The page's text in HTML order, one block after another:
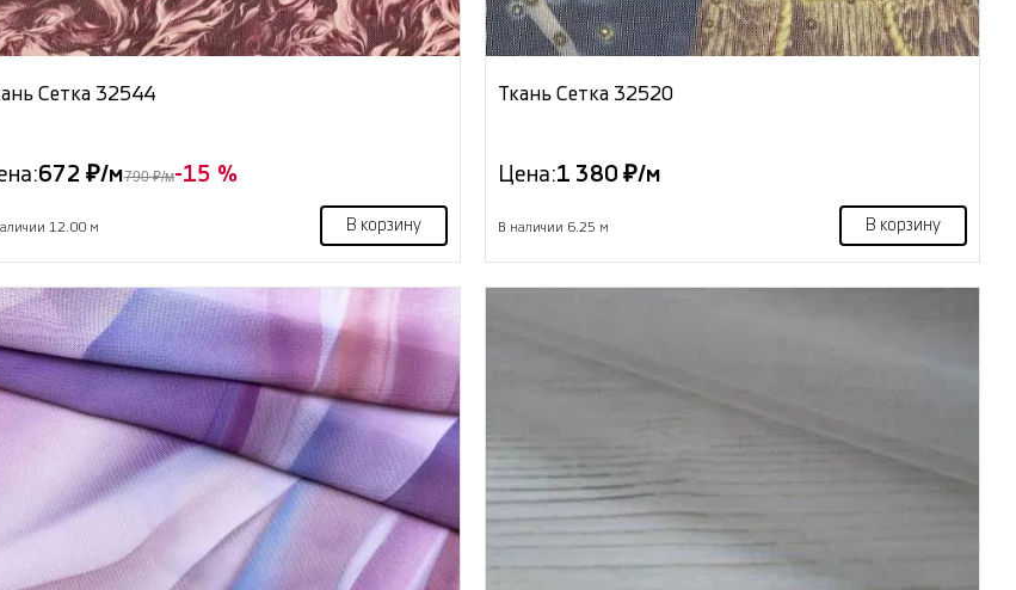
Сетка 32544
672 ₽/м790 ₽/м-15 %
12.00 м В корзину
Ткань Сетка 32520
Цена:1 380 ₽/м
В наличии 6.25 м В корзину